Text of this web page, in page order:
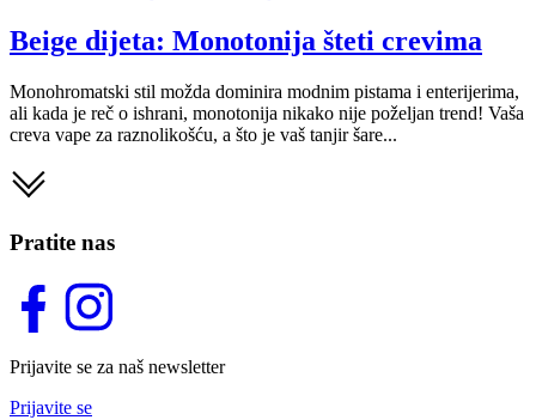
Beige dijeta: Monotonija šteti crevima
Monohromatski stil možda dominira modnim pistama i enterijerima,
ali kada je reč o ishrani, monotonija nikako nije poželjan trend! Vaša
creva vape za raznolikošću, a što je vaš tanjir šare...
Pratite nas
Prijavite se za naš newsletter
Prijavite se